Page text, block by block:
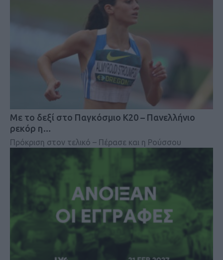
Mε το δεξί στο Παγκόσμιο Κ20 – Πανελλήνιο
ρεκόρ η…
Πρόκριση στον τελικό – Πέρασε και η Ρούσσου